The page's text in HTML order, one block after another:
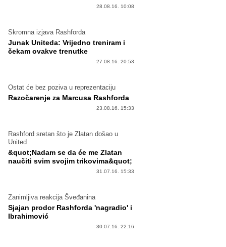
28.08.16. 10:08
Skromna izjava Rashforda
Junak Uniteda: Vrijedno treniram i
čekam ovakve trenutke
27.08.16. 20:53
Ostat će bez poziva u reprezentaciju
Razočarenje za Marcusa Rashforda
23.08.16. 15:33
Rashford sretan što je Zlatan došao u
United
&quot;Nadam se da će me Zlatan
naučiti svim svojim trikovima&quot;
31.07.16. 15:33
Zanimljiva reakcija Šveđanina
Sjajan prodor Rashforda 'nagradio' i
Ibrahimović
30.07.16. 22:16